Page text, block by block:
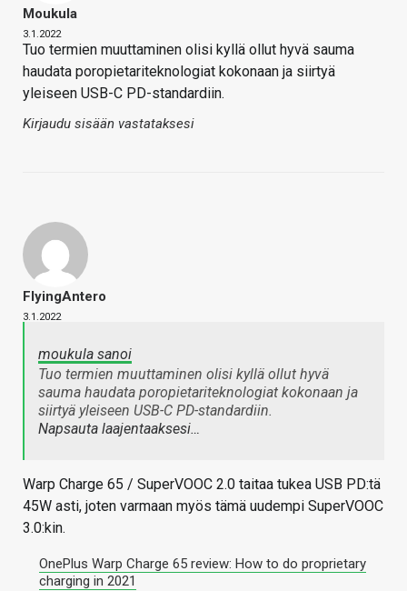
Moukula
3.1.2022
Tuo termien muuttaminen olisi kyllä ollut hyvä sauma
haudata poropietariteknologiat kokonaan ja siirtyä
yleiseen USB-C PD-standardiin.
Kirjaudu sisään vastataksesi
FlyingAntero
3.1.2022
moukula sanoi
Tuo termien muuttaminen olisi kyllä ollut hyvä
sauma haudata poropietariteknologiat kokonaan ja
siirtyä yleiseen USB-C PD-standardiin.
Napsauta laajentaaksesi…
Warp Charge 65 / SuperVOOC 2.0 taitaa tukea USB PD:tä
45W asti, joten varmaan myös tämä uudempi SuperVOOC
3.0:kin.
OnePlus Warp Charge 65 review: How to do proprietary
charging in 2021